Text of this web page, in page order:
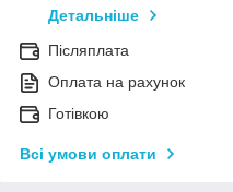
Детальніше
Післяплата
Оплата на рахунок
Готівкою
Всі умови оплати